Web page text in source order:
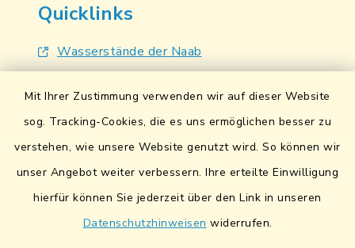
Mit Ihrer Zustimmung verwenden wir auf dieser Website
sog. Tracking-Cookies, die es uns ermöglichen besser zu
verstehen, wie unsere Website genutzt wird. So können wir
unser Angebot weiter verbessern. Ihre erteilte Einwilligung
hierfür können Sie jederzeit über den Link in unseren
Datenschutzhinweisen widerrufen.
Quicklinks
Wasserstände der Naab
UmweltAtlas Naturgefahren
Lokales Bündnis für Familien
Fairtrade-Towns